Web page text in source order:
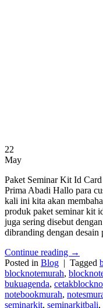
22
May
Paket Seminar Kit Id
Prima Abadi Hallo para
kali ini kita akan
produk paket seminar kit
juga sering disebut
dibranding dengan desain
Continue reading →
Posted in Blog | Tagged
blocknotemurah,
bukuagenda,
notebookmurah,
seminarkit, seminarkitbali,